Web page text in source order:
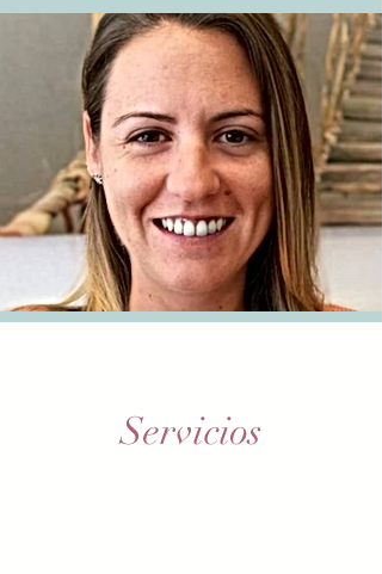
Servicios